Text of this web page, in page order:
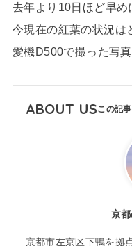
去年より10日ほど早め
今現在の紅葉の状況は
愛機D500で撮った写真
ABOUT US
京
京都市左京区下鴨を拠